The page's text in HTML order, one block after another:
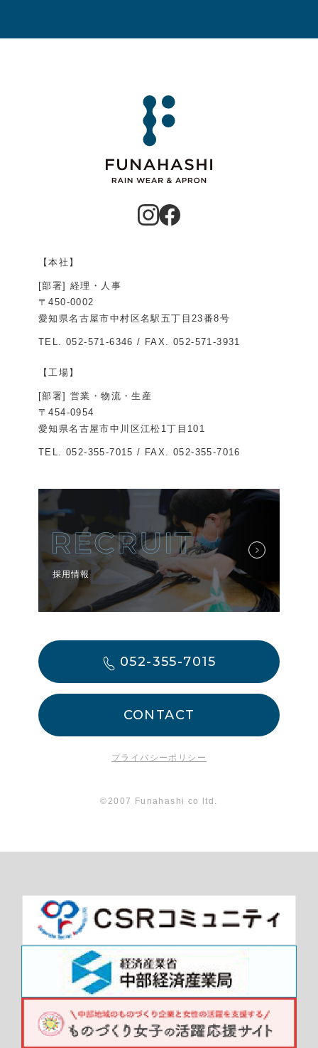
【本社】
[部署] 経理・人事
〒450-0002
愛知県名古屋市中村区名駅五丁目23番8号
TEL. 052-571-6346 / FAX. 052-571-3931
【工場】
[部署] 営業・物流・生産
〒454-0954
愛知県名古屋市中川区江松1丁目101
TEL. 052-355-7015 / FAX. 052-355-7016
採用情報
052-355-7015
CONTACT
プライバシーポリシー
©2007 Funahashi co ltd.